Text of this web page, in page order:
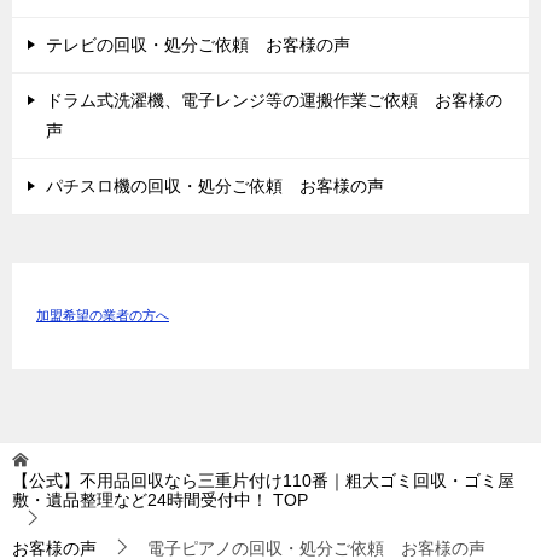
テレビの回収・処分ご依頼 お客様の声
ドラム式洗濯機、電子レンジ等の運搬作業ご依頼 お客様の
声
パチスロ機の回収・処分ご依頼 お客様の声
加盟希望の業者の方へ
【公式】不用品回収なら三重片付け110番｜粗大ゴミ回収・ゴミ屋
敷・遺品整理など24時間受付中！
TOP
お客様の声 電子ピアノの回収・処分ご依頼 お客様の声